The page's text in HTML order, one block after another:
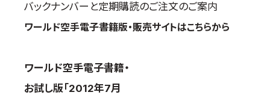
バックナンバーと定期購読のご注文のご案内
ワールド空手電子書籍版・販売サイトはこちらから
ワールド空手電子書籍・
お試し版「2012年7月